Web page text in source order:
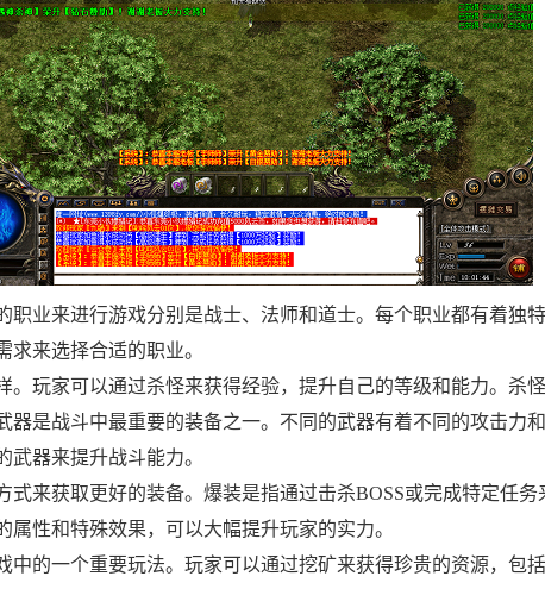
职业来进行游戏分别是战士、法师和道士。每个职业都有着独
求来选择合适的职业。
。玩家可以通过杀怪来获得经验，提升自己的等级和能力。杀
器是战斗中最重要的装备之一。不同的武器有着不同的攻击力
武器来提升战斗能力。
式来获取更好的装备。爆装是指通过击杀BOSS或完成特定任务
属性和特殊效果，可以大幅提升玩家的实力。
中的一个重要玩法。玩家可以通过挖矿来获得珍贵的资源，包